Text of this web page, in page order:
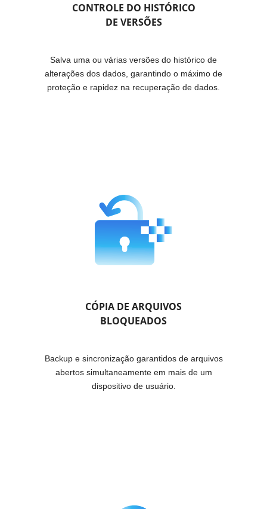
CONTROLE DO HISTÓRICO
DE VERSÕES
Salva uma ou várias versões do histórico de
alterações dos dados, garantindo o máximo de
proteção e rapidez na recuperação de dados.
CÓPIA DE ARQUIVOS
BLOQUEADOS
Backup e sincronização garantidos de arquivos
abertos simultaneamente em mais de um
dispositivo de usuário.